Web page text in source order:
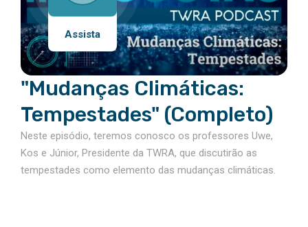
Assista
"Mudanças Climáticas:
Tempestades" (Completo)
Neste episódio, teremos conosco os professores Uwe,
Kos e Júnior, Presidente da TWRA, que discutirão as
tempestades como elemento das mudanças climáticas.